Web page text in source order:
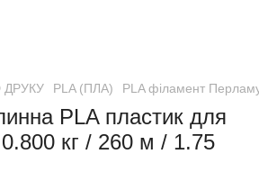
ДРУКУ PLA (ПЛА) PLA філамент
PLA пластик для
кг / 260 м / 1.75